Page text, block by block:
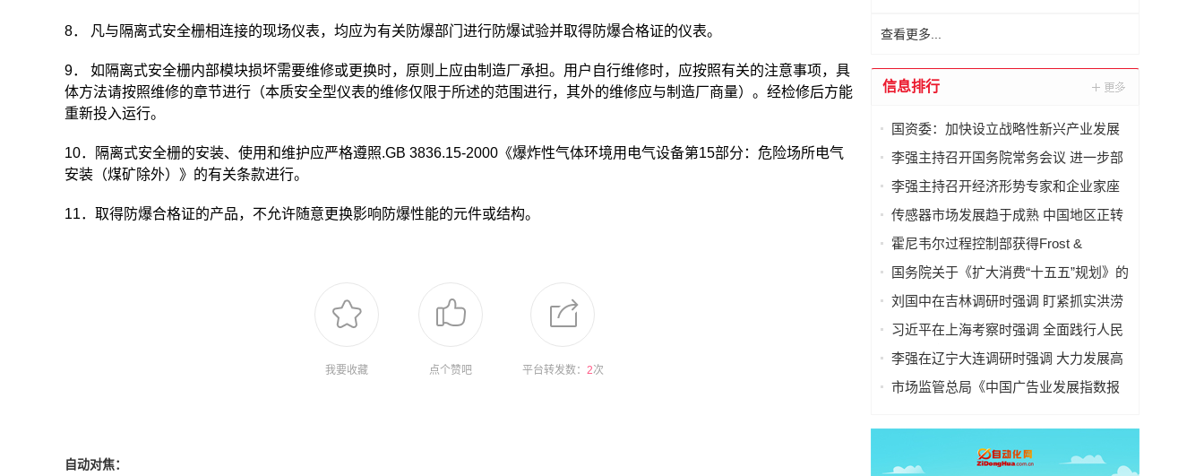
8． 凡与隔离式安全栅相连接的现场仪表，均应为有关防爆部门进行防爆试验并取得防爆合格证的仪表。
9． 如隔离式安全栅内部模块损坏需要维修或更换时，原则上应由制造厂承担。用户自行维修时，应按照有关的注意事项，具
体方法请按照维修的章节进行（本质安全型仪表的维修仅限于所述的范围进行，其外的维修应与制造厂商量）。经检修后方能
重新投入运行。
10．隔离式安全栅的安装、使用和维护应严格遵照.GB 3836.15-2000《爆炸性气体环境用电气设备第15部分：危险场所电气
安装（煤矿除外）》的有关条款进行。
11．取得防爆合格证的产品，不允许随意更换影响防爆性能的元件或结构。
我要收藏 点个赞吧 平台转发数： 2次
自动对焦：
查看更多...
信息排行
国资委：加快设立战略性新兴产业发展
专项基金
李强主持召开国务院常务会议 进一步部
署防汛抗洪救灾工作等
李强主持召开经济形势专家和企业家座
谈会
传感器市场发展趋于成熟 中国地区正转
型
霍尼韦尔过程控制部获得Frost &
Sullivan 颁发的“年度卓越环保贡献奖”
国务院关于《扩大消费“十五五”规划》的
批复
刘国中在吉林调研时强调 盯紧抓实洪涝
灾害防御工作 切实做好农业防灾减灾
习近平在上海考察时强调 全面践行人民
城市理念 高质量推进城市更新
李强在辽宁大连调研时强调 大力发展高
端装备制造业 加快建设现代化产业体系
市场监管总局《中国广告业发展指数报